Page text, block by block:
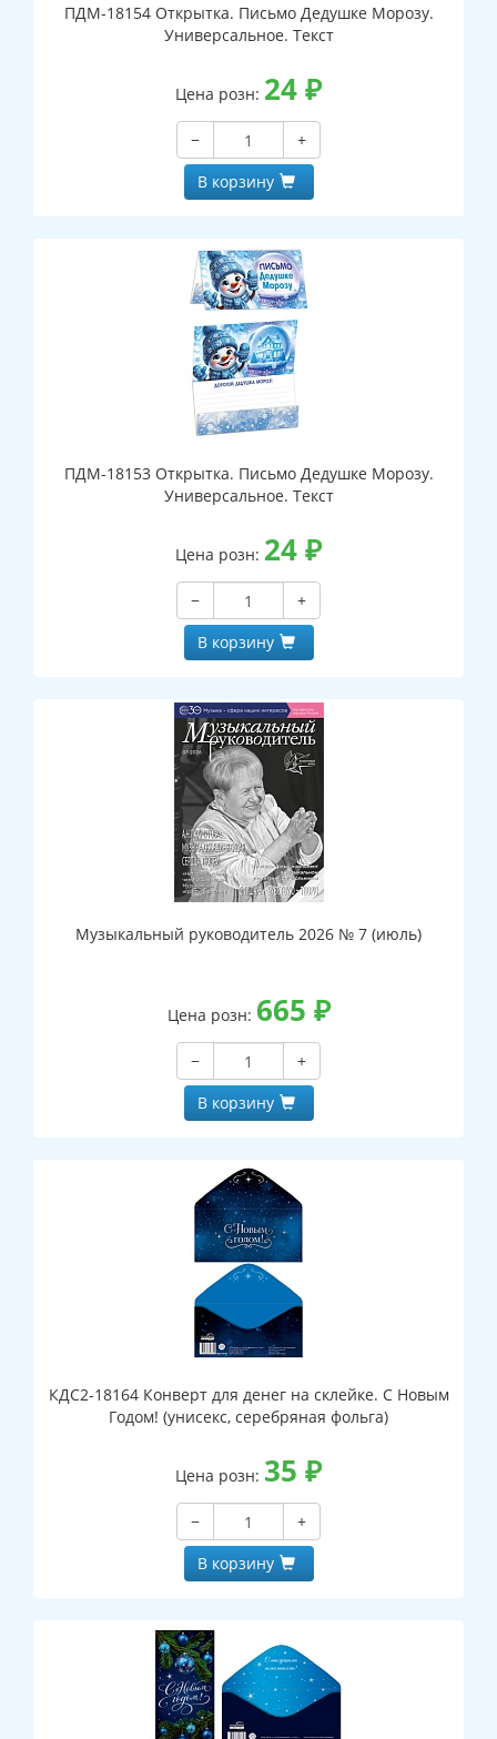
ПДМ-18154 Открытка. Письмо Дедушке Морозу.
Универсальное. Текст
Цена розн: 24₽
−
+
В корзину
ПДМ-18153 Открытка. Письмо Дедушке Морозу.
Универсальное. Текст
Цена розн: 24₽
−
+
В корзину
Музыкальный руководитель 2026 № 7 (июль)
Цена розн: 665 ₽
−
+
В корзину
КДС2-18164 Конверт для денег на склейке. С Новым
Годом! (унисекс, серебряная фольга)
Цена розн: 35 ₽
−
+
В корзину